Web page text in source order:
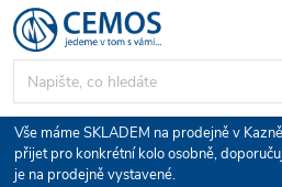
Přejít
na
obsah
Vše máme SKLADEM na prodejně v
přijet pro konkrétní kolo osobně,
je na prodejně vystavené.